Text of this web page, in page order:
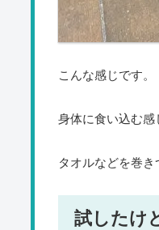
こんな感じです。
身体に食い込む感
タオルなどを巻
試したけ